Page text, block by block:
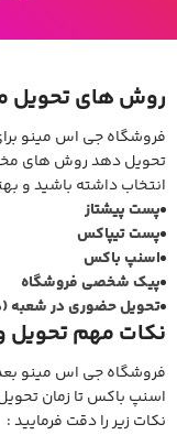
روش های تحویل
فروشگاه جی اس مینو
تحویل دهد روش های
انتخاب داشته باشید و
پست پیشتاز
پست تیپاکس
اسنپ باکس
پیک شخصی فروشگاه
تحویل حضوری در شعبه
نکات مهم تحویل
فروشگاه جی اس مینو
اسنپ باکس تا زمان
نکات زیر را دقت فرمایید :